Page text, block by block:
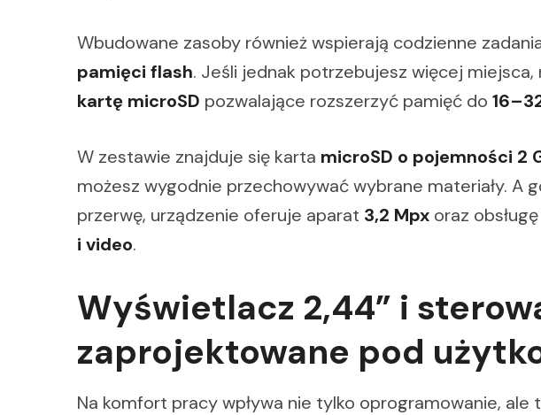
Wbudowane zasoby również wspierają codzienne
pamięci flash. Jeśli jednak potrzebujesz więcej
kartę microSD pozwalające rozszerzyć pamięć do
W zestawie znajduje się karta microSD o pojemności 2
możesz wygodnie przechowywać wybrane materiały. A
przerwę, urządzenie oferuje aparat 3,2 Mpx oraz
i video.
Wyświetlacz 2,44” i
zaprojektowane pod
Na komfort pracy wpływa nie tylko oprogramowanie, ale